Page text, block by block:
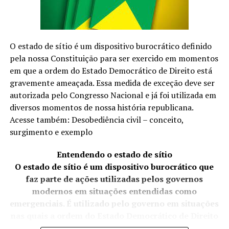
O estado de sítio é um dispositivo burocrático definido
pela nossa Constituição para ser exercido em momentos
em que a ordem do Estado Democrático de Direito está
gravemente ameaçada. Essa medida de exceção deve ser
autorizada pelo Congresso Nacional e já foi utilizada em
diversos momentos de nossa história republicana.
Acesse também: Desobediência civil – conceito,
surgimento e exemplo
Entendendo o estado de sítio
O estado de sítio é um dispositivo burocrático que
faz parte de ações utilizadas pelos governos
modernos em situações entendidas como
emergenciais. É utilizado pelo governo em situações